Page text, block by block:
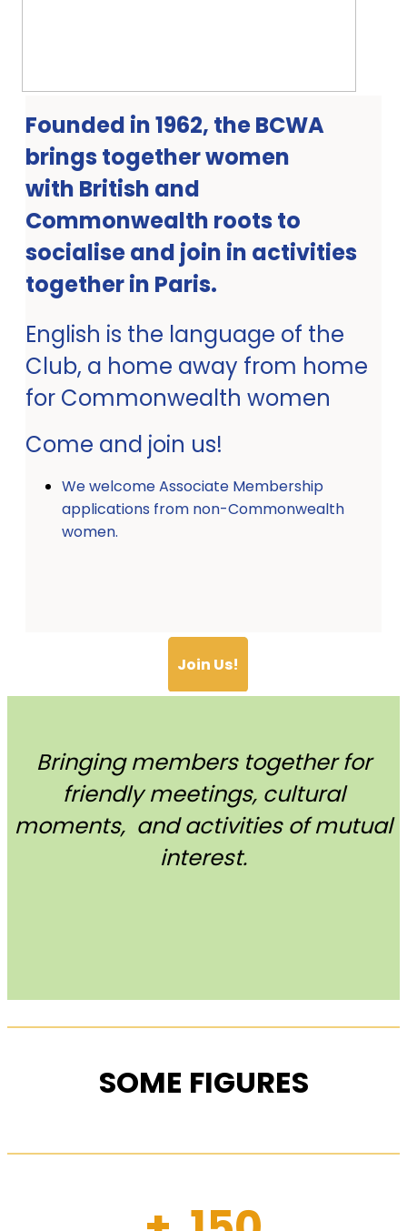
Founded in 1962, the BCWA
brings together women
with British and
Commonwealth roots to
socialise and join in activities
together in Paris.
English is the language of the
Club, a home away from home
for Commonwealth women
Come and join us!
We welcome Associate Membership
applications from non-Commonwealth
women.
Join Us!
Bringing members together for
friendly meetings, cultural
moments, and activities of mutual
interest.
SOME FIGURES